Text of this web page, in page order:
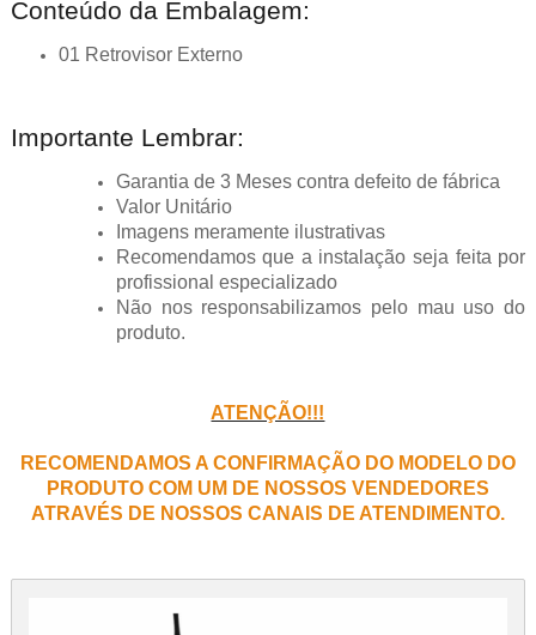
Conteúdo da Embalagem:
01 Retrovisor Externo
Importante Lembrar:
Garantia de 3 Meses contra defeito de fábrica
Valor Unitário
Imagens meramente ilustrativas
Recomendamos que a instalação seja feita por
profissional especializado
Não nos responsabilizamos pelo mau uso do
produto.
ATENÇÃO!!!
RECOMENDAMOS A CONFIRMAÇÃO DO MODELO DO
PRODUTO COM UM DE NOSSOS VENDEDORES
ATRAVÉS DE NOSSOS CANAIS DE ATENDIMENTO.